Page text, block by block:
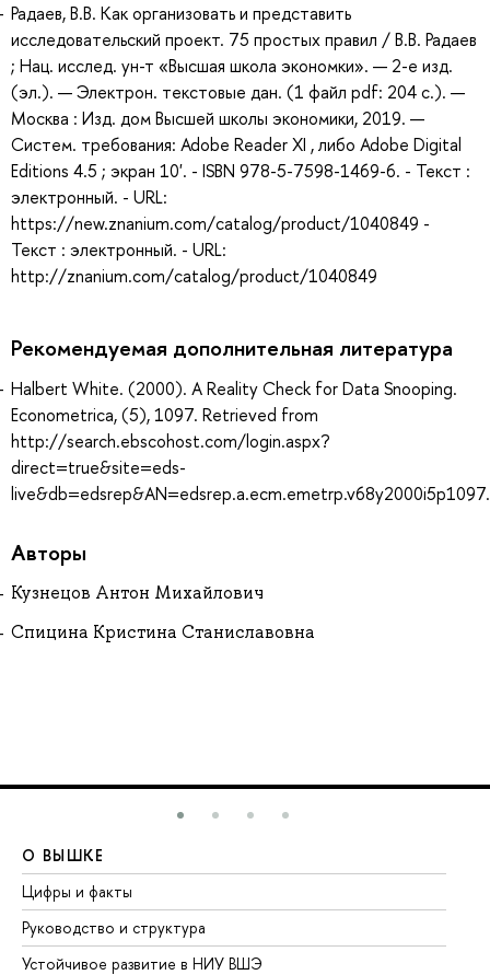
Радаев, В.В. Как организовать и представить
исследовательский проект. 75 простых правил / В.В. Радаев
; Нац. исслед. ун-т «Высшая школа экономки». — 2-е изд.
(эл.). — Электрон. текстовые дан. (1 файл pdf: 204 с.). —
Москва : Изд. дом Высшей школы экономики, 2019. —
Систем. требования: Adobe Reader XI , либо Adobe Digital
Editions 4.5 ; экран 10'. - ISBN 978-5-7598-1469-6. - Текст :
электронный. - URL:
https://new.znanium.com/catalog/product/1040849 -
Текст : электронный. - URL:
http://znanium.com/catalog/product/1040849
Рекомендуемая дополнительная литература
Halbert White. (2000). A Reality Check for Data Snooping.
Econometrica, (5), 1097. Retrieved from
http://search.ebscohost.com/login.aspx?
direct=true&site=eds-
Авторы
Кузнецов Антон Михайлович
Спицина Кристина Станиславовна
О ВЫШКЕ
Цифры и факты
Руководство и структура
Устойчивое развитие в НИУ ВШЭ